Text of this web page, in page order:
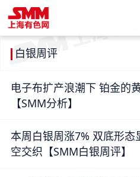
白银周评
电子布扩产浪潮下 铂金的
【SMM分析】
本周白银周涨7% 双底形态
空交织【SMM白银周评】